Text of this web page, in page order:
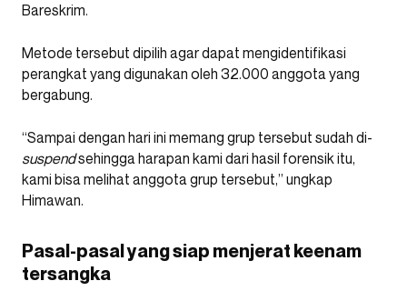
Bareskrim.
Metode tersebut dipilih agar dapat mengidentifikasi
perangkat yang digunakan oleh 32.000 anggota yang
bergabung.
“Sampai dengan hari ini memang grup tersebut sudah di-
suspendsehingga harapan kami dari hasil forensik itu,
kami bisa melihat anggota grup tersebut,” ungkap
Himawan.
Pasal-pasal yang siap menjerat keenam
tersangka